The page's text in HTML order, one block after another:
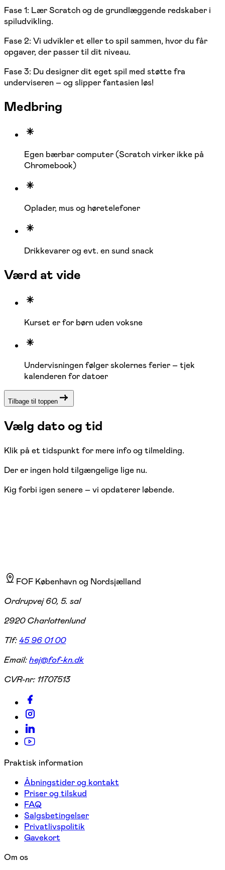
Fase 1: Lær Scratch og de grundlæggende redskaber i
spiludvikling.
Fase 2: Vi udvikler et eller to spil sammen, hvor du får
opgaver, der passer til dit niveau.
Fase 3: Du designer dit eget spil med støtte fra
underviseren – og slipper fantasien løs!
Medbring
Egen bærbar computer (Scratch virker ikke på
Chromebook)
Oplader, mus og høretelefoner
Drikkevarer og evt. en sund snack
Værd at vide
Kurset er for børn uden voksne
Undervisningen følger skolernes ferier – tjek
kalenderen for datoer
Tilbage til toppen
Vælg dato og tid
Klik på et tidspunkt for mere info og tilmelding.
Der er ingen hold tilgængelige lige nu.
Kig forbi igen senere – vi opdaterer løbende.
FOF København og Nordsjælland
Ordrupvej 60, 5. sal
2920 Charlottenlund
Tlf:45 96 01 00
Email:hej@fof-kn.dk
CVR-nr: 11707513
Praktisk information
Åbningstider og kontakt
Priser og tilskud
FAQ
Salgsbetingelser
Privatlivspolitik
Gavekort
Om os